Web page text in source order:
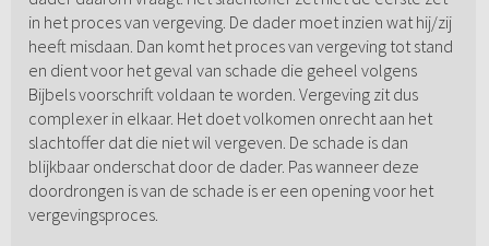
in het proces van vergeving. De dader moet inzien wat hij/zij
heeft misdaan. Dan komt het proces van vergeving tot stand
en dient voor het geval van schade die geheel volgens
Bijbels voorschrift voldaan te worden. Vergeving zit dus
complexer in elkaar. Het doet volkomen onrecht aan het
slachtoffer dat die niet wil vergeven. De schade is dan
blijkbaar onderschat door de dader. Pas wanneer deze
doordrongen is van de schade is er een opening voor het
vergevingsproces.